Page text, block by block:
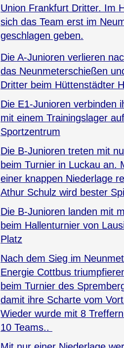
Union Frankfurt Dritter. Im
sich das Team erst im
geschlagen geben.
Die A-Junioren verlieren
das Neunmeterschießen
Dritter beim Hüttenstädter
Die E1-Junioren verbinden
mit einem Trainingslager
Sportzentrum
Die B-Junioren treten mit
beim Turnier in Luckau an.
einer knappen Niederlage
Athur Schulz wird bester
Die B-Junioren landen mit
beim Hallenturnier von
Platz
Nach dem Sieg im
Energie Cottbus
beim Turnier des
damit ihre Scharte vom
Wieder wurde mit 8
10 Teams..